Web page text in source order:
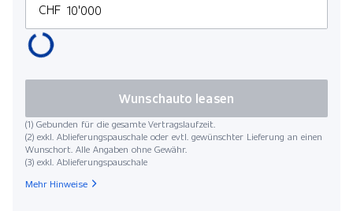
CHF
(1) Gebunden für die gesamte Vertragslaufzeit.
(2) exkl. Ablieferungspauschale oder evtl. gewünschter Lieferung an einen
Wunschort. Alle Angaben ohne Gewähr.
(3) exkl. Ablieferungspauschale
Wunschauto leasen
Mehr Hinweise